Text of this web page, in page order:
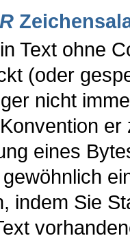
Text ohne
(oder
nicht
eines
indem Sie